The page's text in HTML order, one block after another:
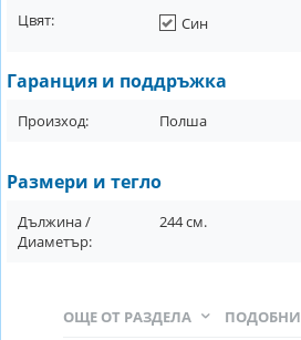
Цвят: Син
Гаранция и поддръжка
Произход: Полша
Размери и тегло
Дължина /
Диаметър:
244см.
ПОДОБНИ
ОЩЕ ОТ РАЗДЕЛА